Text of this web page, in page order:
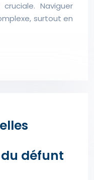
Naviguer
surtout en
défunt